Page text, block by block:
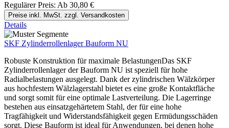
Regulärer Preis: Ab 30,80 €
Preise inkl. MwSt. zzgl. Versandkosten
Details
SKF Zylinderrollenlager Bauform NU
Robuste Konstruktion für maximale BelastungenDas SKF
Zylinderrollenlager der Bauform NU ist speziell für hohe
Radialbelastungen ausgelegt. Dank der zylindrischen Wälzkörper
aus hochfestem Wälzlagerstahl bietet es eine große Kontaktfläche
und sorgt somit für eine optimale Lastverteilung. Die Lagerringe
bestehen aus einsatzgehärtetem Stahl, der für eine hohe
Tragfähigkeit und Widerstandsfähigkeit gegen Ermüdungsschäden
sorgt. Diese Bauform ist ideal für Anwendungen, bei denen hohe